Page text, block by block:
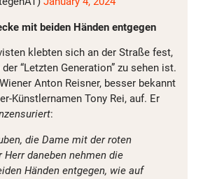
mit beiden Händen entgegen
klebten sich an der Straße fest,
“Letzten Generation” zu sehen ist.
Anton Reisner, besser bekannt
Künstlernamen Tony Rei, auf. Er
:
die Dame mit der roten
Herr daneben nehmen die
Händen entgegen, wie auf